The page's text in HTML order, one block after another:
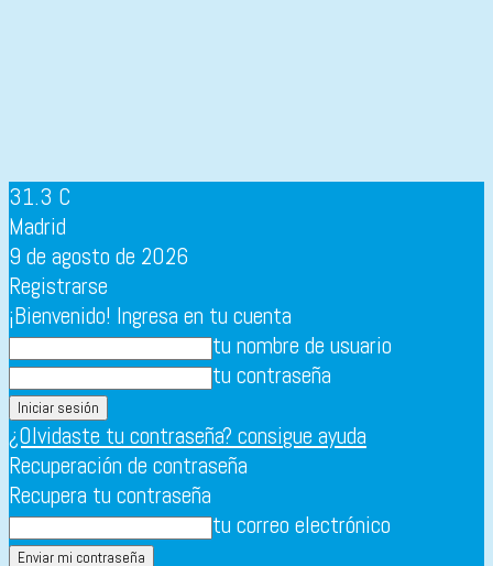
31.3 C
Madrid
9 de agosto de 2026
Registrarse
¡Bienvenido! Ingresa en tu cuenta
tu nombre de usuario
tu contraseña
¿Olvidaste tu contraseña? consigue ayuda
Recuperación de contraseña
Recupera tu contraseña
tu correo electrónico